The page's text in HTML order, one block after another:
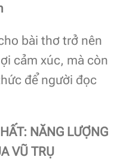
bài thơ trở nên
cảm xúc, mà còn
để người đọc
NĂNG LƯỢNG
VŨ TRỤ